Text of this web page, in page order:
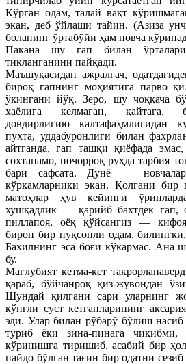
Кўрган одам, талай вақт
экан, деб ўйлаши тайин. (Азиза
боланинг ўртабўйи ҳам новча
Пакана шу гап билан
тикланганини пайқади.
Маъшуқасидан ажралгач,
бироқ гапнинг моҳиятига парво
ўкингани йўқ. Зеро, шу чоққача
хаёлига келмаган, қайтага,
довдирлигию калтафаҳмлигидан
пухта, уддабуронлиги билан
айтганда, гап ташқи қиёфада
сохтанамо, ночорроқ руҳда тарбия
бари сафсата. Дунё —
кўркамларники экан. Қолгани бир
матоҳлар ҳув кейинги
хушқадлик — қарийб бахтдек гап,
пиллапоя, оёқ қўйсангиз —
бирон бир нуқсонли одам,
Бахилнинг эса боғи кўкармас. Ана
бу.
Мағлубият кетма-кет
қараб, бўйчанроқ қиз-жувондан
Шундай қилгани сари уларнинг
кўнгли суст кетганларининг
эди. Улар билан рўбарў бўлиш насиб
туриб ёки зина-пинага
кўринишга тиришиб, асабий бир
пайдо бўлган тағин бир одатни